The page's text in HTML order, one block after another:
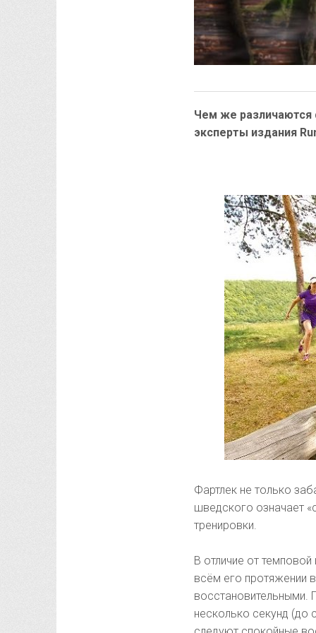
Чем же различаются
эксперты издания
Фартлек не только
шведского означает
тренировки.
В отличие от
всём его протяжении
восстановительными.
несколько секунд (до